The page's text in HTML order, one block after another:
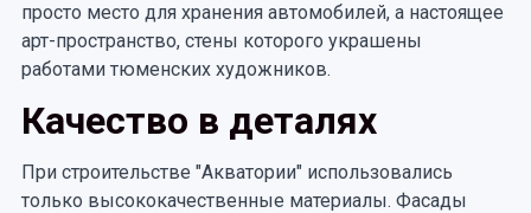
просто место для хранения автомобилей, а настоящее
арт-пространство, стены которого украшены
работами тюменских художников.
Качество в деталях
При строительстве "Акватории" использовались
только высококачественные материалы. Фасады